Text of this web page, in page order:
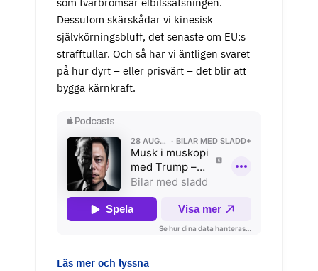
som tvärbromsar elbilssatsningen.
Dessutom skärskådar vi kinesisk
självkörningsbluff, det senaste om EU:s
strafftullar. Och så har vi äntligen svaret
på hur dyrt – eller prisvärt – det blir att
bygga kärnkraft.
Läs mer och lyssna